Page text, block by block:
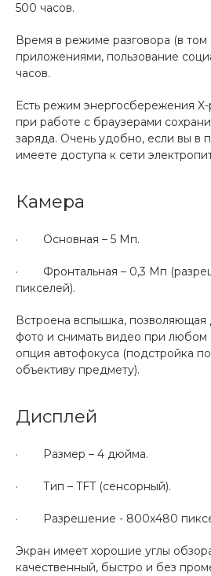
500 часов.
Время в режиме разговора (в том
приложениями, пользование
часов.
Есть режим энергосбережения
при работе с браузерами
заряда. Очень удобно, если вы в
имеете доступа к сети
Камера
· Основная – 5 Мп.
· Фронтальная – 0,3 Мп
пикселей).
Встроена вспышка, позволяющая
фото и снимать видео при любом
опция автофокуса (подстройка
объективу предмету).
Дисплей
· Размер – 4 дюйма.
· Тип – TFT (сенсорный).
· Разрешение - 800x480
Экран имеет хорошие углы
качественный, быстро и без